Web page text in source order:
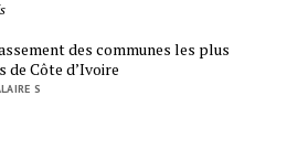
des communes les plus
de Côte d’Ivoire
S